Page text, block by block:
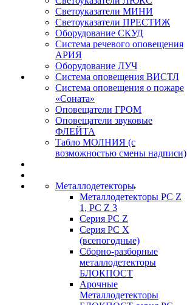
Светоуказатели МИНИ
Светоуказатели ПРЕСТИЖ
Оборудование СКУД
Система речевого оповещения
АРИЯ
Оборудование ЛУЧ
Система оповещения ВИСТЛ
Система оповещения о пожаре
«Соната»
Оповещатели ГРОМ
Оповещатели звуковые
ФЛЕЙТА
Табло МОЛНИЯ (с
возможностью смены надписи)
Металлодетекторы
Металлодетекторы РС Z
1, PC Z 3
Серия РС Z
Серия РС X
(всепогодные)
Сборно-разборные
металлодетекторы
БЛОКПОСТ
Арочные
Металлодетекторы